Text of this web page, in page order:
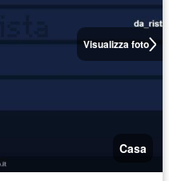
Visualizza foto
Casa